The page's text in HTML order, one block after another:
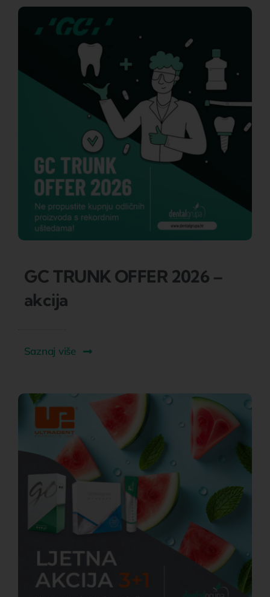
GC TRUNK OFFER 2026 –
akcija
Saznaj više